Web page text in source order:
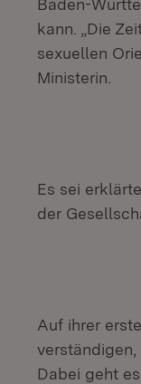
Baden-
kann. „Die
sexuellen
Ministerin.
Es sei
der
Auf ihrer
Dabei geht